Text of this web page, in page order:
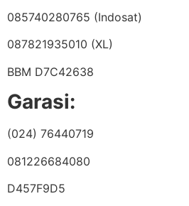
085740280765 (Indosat)
087821935010 (XL)
BBM D7C42638
Garasi:
(024) 76440719
081226684080
D457F9D5